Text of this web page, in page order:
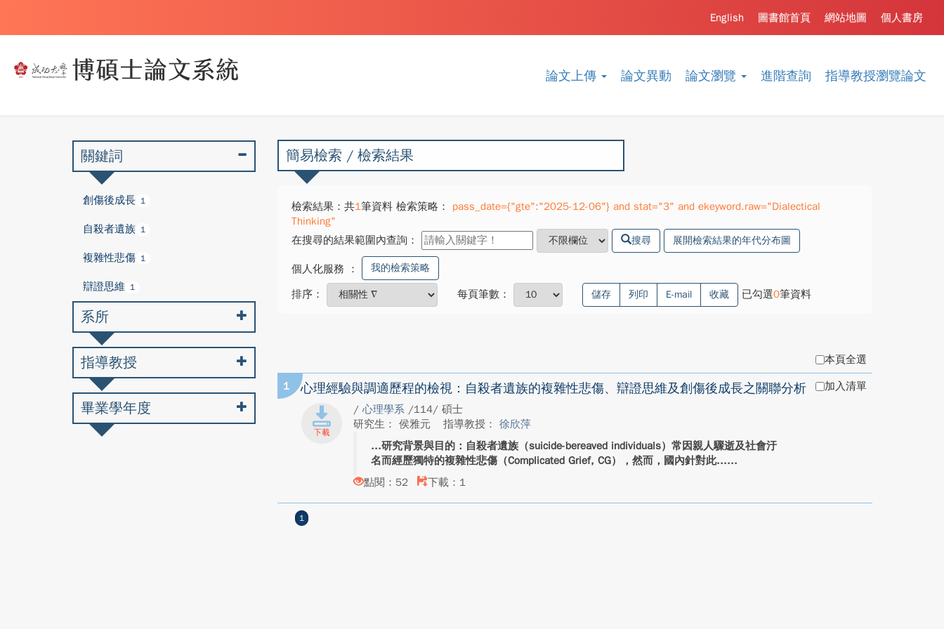
論文上傳 論文異動 論文瀏覽 進階查詢 指導教授瀏覽論文
個人書房
網站地圖
圖書館首頁
English
簡易檢索 / 檢索結果
檢索結果：共1筆資料 檢索策略：
pass_date={"gte":"2025-12-06"} and stat="3" and ekeyword.raw="Dialectical
Thinking"
在搜尋的結果範圍內查詢：
搜尋 展開檢索結果的年代分布圖
個人化服務 ： 我的檢索策略
排序： 每頁筆數： 儲存 列印 E-mail 收藏 已勾選0筆資料
本頁全選
1 心理經驗與調適歷程的檢視：自殺者遺族的複雜性悲傷、辯證思維及創傷後成長之關聯分析
/ 心理學系 /114/ 碩士
研究生： 侯雅元
指導教授： 徐欣萍
研究背景與目的：自殺者遺族（suicide-bereaved individuals）常因親人驟逝及社會汙
名而經歷獨特的複雜性悲傷（Complicated Grief, CG），然而，國內針對此...
點閱：52
下載：1
加入清單
1
關鍵詞
創傷後成長 1
自殺者遺族 1
複雜性悲傷 1
辯證思維 1
系所
指導教授
畢業學年度